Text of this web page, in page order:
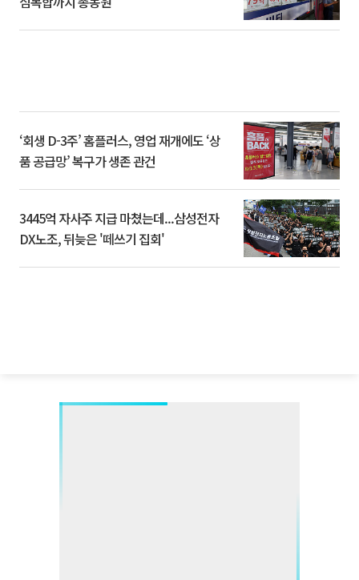
‘회생 D-3주’ 홈플러스, 영업 재개에도 ‘상
품 공급망’ 복구가 생존 관건
3445억 자사주 지급 마쳤는데...삼성전자
DX노조, 뒤늦은 '떼쓰기 집회'